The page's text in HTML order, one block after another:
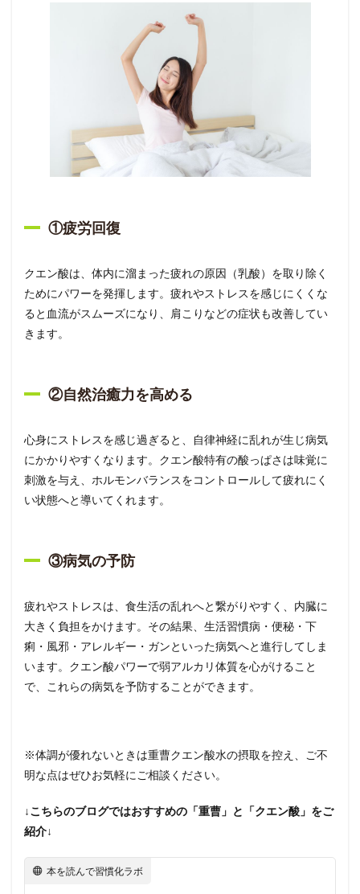
①疲労回復
クエン酸は、体内に溜まった疲れの原因（乳酸）を取り除く
ためにパワーを発揮します。疲れやストレスを感じにくくな
ると血流がスムーズになり、肩こりなどの症状も改善してい
きます。
②自然治癒力を高める
心身にストレスを感じ過ぎると、自律神経に乱れが生じ病気
にかかりやすくなります。クエン酸特有の酸っぱさは味覚に
刺激を与え、ホルモンバランスをコントロールして疲れにく
い状態へと導いてくれます。
③病気の予防
疲れやストレスは、食生活の乱れへと繋がりやすく、内臓に
大きく負担をかけます。その結果、生活習慣病・便秘・下
痢・風邪・アレルギー・ガンといった病気へと進行してしま
います。クエン酸パワーで弱アルカリ体質を心がけること
で、これらの病気を予防することができます。
※体調が優れないときは重曹クエン酸水の摂取を控え、ご不
明な点はぜひお気軽にご相談ください。
↓こちらのブログではおすすめの「重曹」と「クエン酸」をご
紹介↓
本を読んで習慣化ラボ